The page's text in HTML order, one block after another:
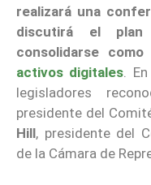
realizará una
discutirá el plan
consolidarse
activos digitales .
legisladores
presidente del
Hill, presidente del
de la Cámara de